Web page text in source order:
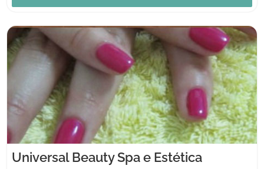
Universal Beauty Spa e Estética